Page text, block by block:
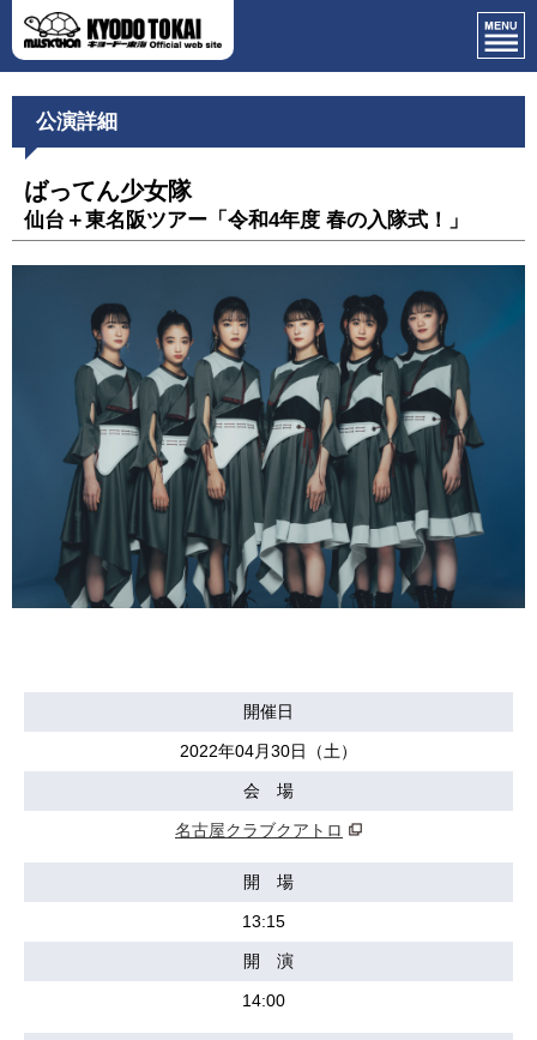
公演詳細
ばってん少女隊
仙台＋東名阪ツアー「令和4年度 春の入隊式！」
開催日
2022年04月30日（土）
会 場
名古屋クラブクアトロ
開 場
13:15
開 演
14:00